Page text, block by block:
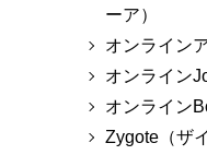
ーア）
オンライン
オンライン
オンライン
Zygote（ザ